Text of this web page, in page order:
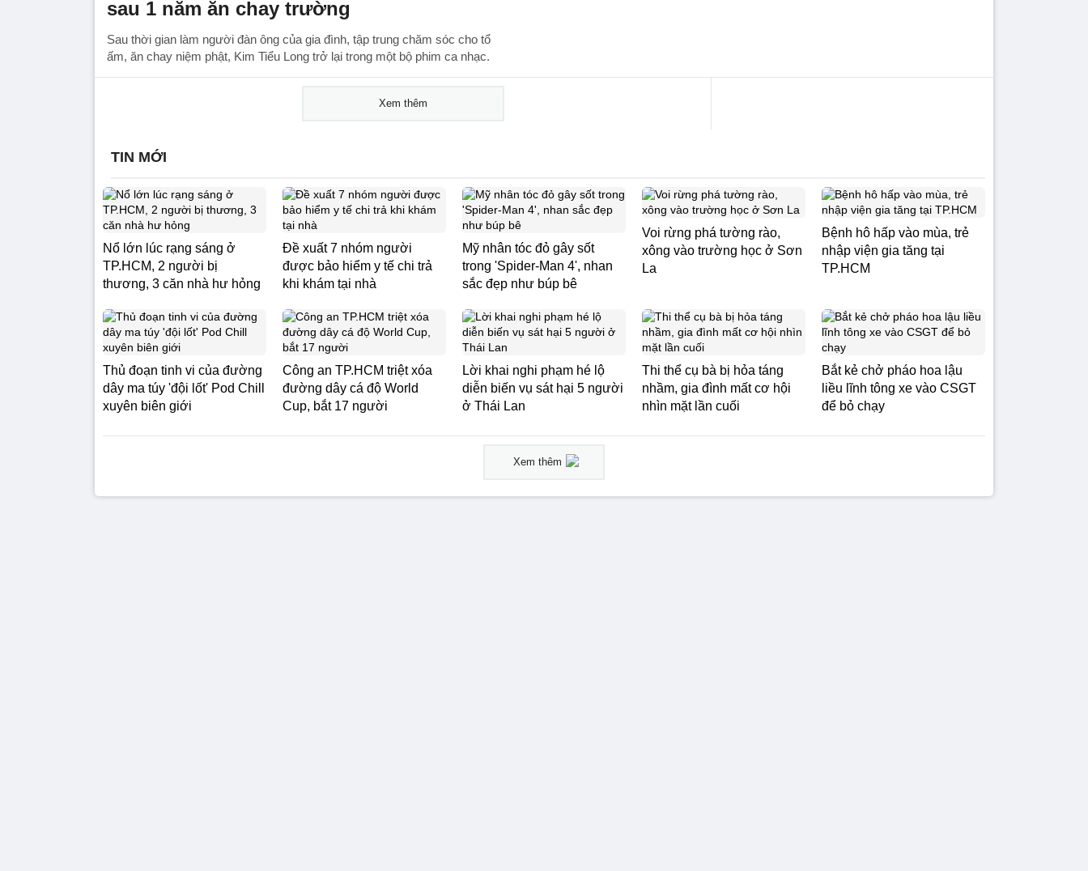
sau 1 năm ăn chay trường
Sau thời gian làm người đàn ông của gia đình, tập trung chăm sóc cho tổ
ấm, ăn chay niệm phật, Kim Tiểu Long trở lại trong một bộ phim ca nhạc.
Xem thêm
TIN MỚI
Nổ lớn lúc rạng sáng ở
TP.HCM, 2 người bị
thương, 3 căn nhà hư hỏng
Đề xuất 7 nhóm người
được bảo hiểm y tế chi trả
khi khám tại nhà
Mỹ nhân tóc đỏ gây sốt
trong 'Spider-Man 4', nhan
sắc đẹp như búp bê
Voi rừng phá tường rào,
xông vào trường học ở Sơn
La
Bệnh hô hấp vào mùa, trẻ
nhập viện gia tăng tại
TP.HCM
Thủ đoạn tinh vi của đường
dây ma túy 'đội lốt' Pod Chill
xuyên biên giới
Công an TP.HCM triệt xóa
đường dây cá độ World
Cup, bắt 17 người
Lời khai nghi phạm hé lộ
diễn biến vụ sát hại 5 người
ở Thái Lan
Thi thể cụ bà bị hỏa táng
nhầm, gia đình mất cơ hội
nhìn mặt lần cuối
Bắt kẻ chở pháo hoa lậu
liều lĩnh tông xe vào CSGT
để bỏ chạy
Xem thêm